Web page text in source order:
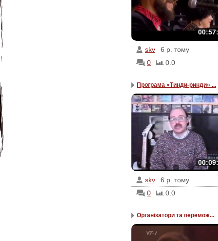
skv
6 р. тому
0
0.0
Програма «Тинди-ринди» ...
skv
6 р. тому
0
0.0
Організатори та перемож...